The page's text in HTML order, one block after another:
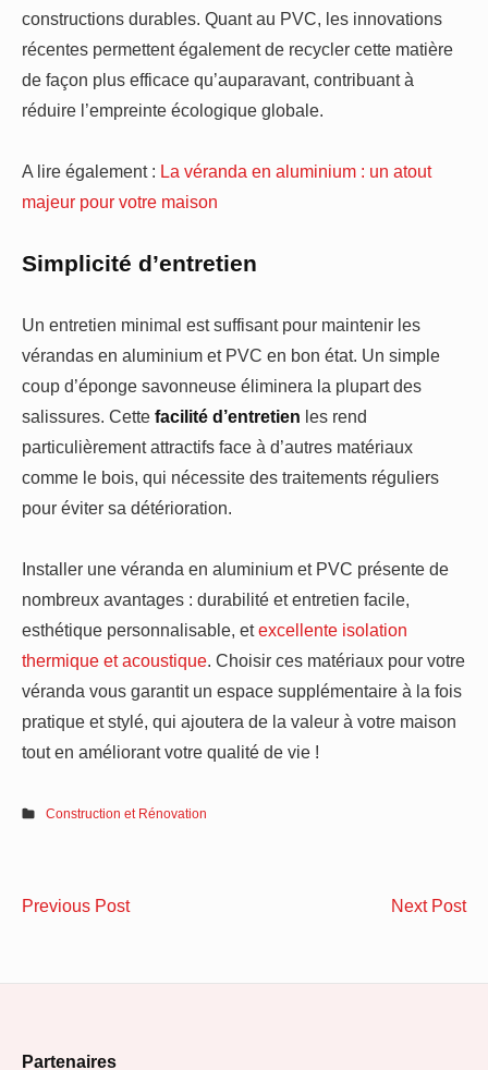
constructions durables. Quant au PVC, les innovations
récentes permettent également de recycler cette matière
de façon plus efficace qu’auparavant, contribuant à
réduire l’empreinte écologique globale.
A lire également : La véranda en aluminium : un atout
majeur pour votre maison
Simplicité d’entretien
Un entretien minimal est suffisant pour maintenir les
vérandas en aluminium et PVC en bon état. Un simple
coup d’éponge savonneuse éliminera la plupart des
salissures. Cette facilité d’entretien les rend
particulièrement attractifs face à d’autres matériaux
comme le bois, qui nécessite des traitements réguliers
pour éviter sa détérioration.
Installer une véranda en aluminium et PVC présente de
nombreux avantages : durabilité et entretien facile,
esthétique personnalisable, etexcellente isolation
thermique et acoustique. Choisir ces matériaux pour votre
véranda vous garantit un espace supplémentaire à la fois
pratique et stylé, qui ajoutera de la valeur à votre maison
tout en améliorant votre qualité de vie !
Construction et Rénovation
Navigation
Previous PostLe
Next Post
Partenaires